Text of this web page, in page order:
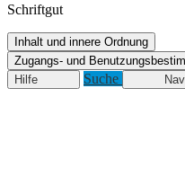
Schriftgut
Inhalt und innere Ordnung
Zugangs- und
Hilfe
Suche